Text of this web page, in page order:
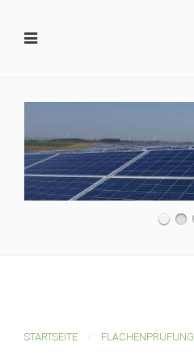
STARTSEITE FLÄCHENPRÜFUNG